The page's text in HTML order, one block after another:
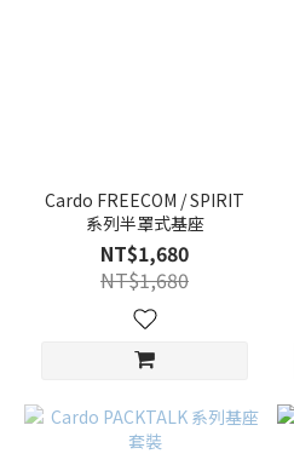
Cardo FREECOM / SPIRIT
系列半罩式基座
NT$1,680
NT$1,680